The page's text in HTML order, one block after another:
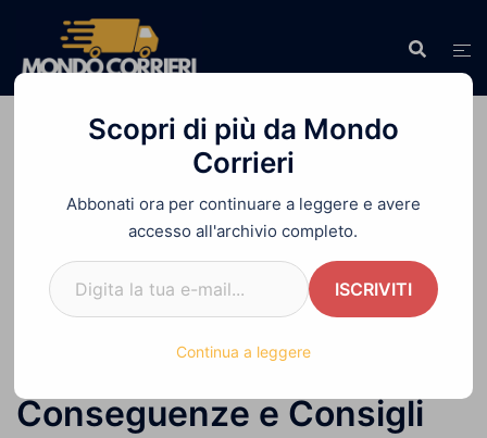
contenuto
Home»Dimissioni Volontarie: Come Fare,
Rischi, Conseguenze e Consigli
Dimissioni Volontarie:
Come Fare, Rischi,
Conseguenze e Consigli
Scopri di più da Mondo
Corrieri
Abbonati ora per continuare a leggere e avere
accesso all'archivio completo.
Digita la tua e-mail...
ISCRIVITI
Continua a leggere